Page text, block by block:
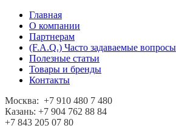
Главная
О компании
Партнерам
(F.A.Q.) Часто задаваемые вопросы
Полезные статьи
Товары и бренды
Контакты
Москва: +7 910 480 7 480
Казань: +7 904 762 88 84
+7 843 205 07 80